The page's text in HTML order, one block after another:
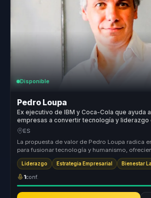
Disponible
Pedro Loupa
Ex ejecutivo de IBM y Coca-Cola que ayuda
empresas a convertir tecnología y liderazgo
bienestar, compromiso y sostenibilidad.
ES
La propuesta de valor de Pedro Loupa radica
para fusionar tecnología y humanismo,
liderazgo que ...
Liderazgo Estrategia Empresarial Bienestar
1conf.